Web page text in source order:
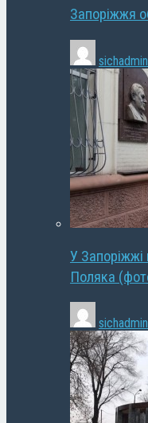
Запоріжжя
sichadmin
У
Поляка
sichadmin